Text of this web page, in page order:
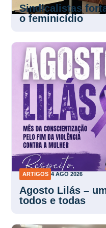
Sindicalistas
o feminicídio
ARTIGOS 4 AGO 2026
Agosto Lilás –
todos e todas